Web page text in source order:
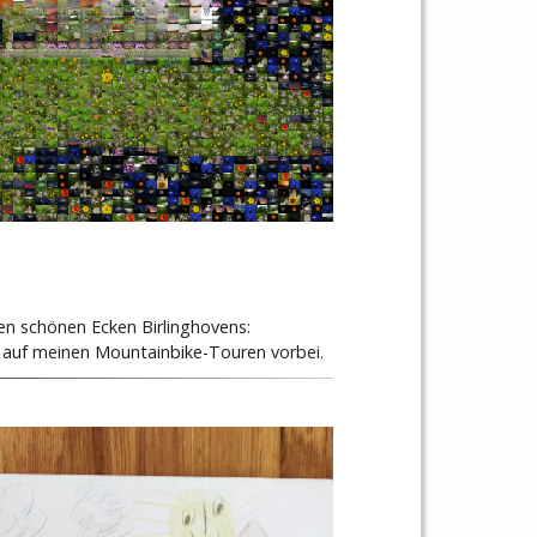
schönen Ecken Birlinghovens:
meinen Mountainbike-Touren vorbei.